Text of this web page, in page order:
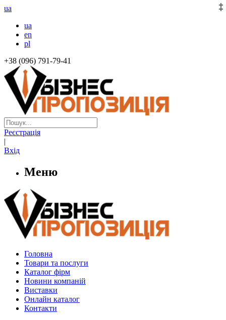
ua
ua
en
pl
+38 (096) 791-79-41
Реєстрація
|
Вхід
Меню
Головна
Товари та послуги
Каталог фірм
Новини компаній
Виставки
Онлайн каталог
Контакти